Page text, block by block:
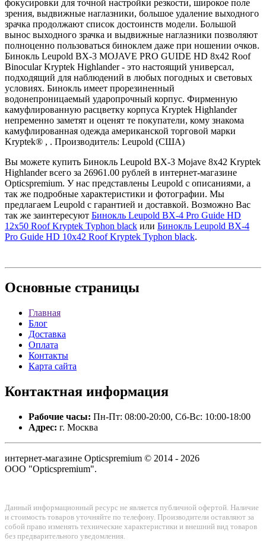
фокусировки для точной настройки резкости, широкое поле
зрения, выдвижные наглазники, большое удаление выходного
зрачка продолжают список достоинств модели. Большой
вынос выходного зрачка и выдвижные наглазники позволяют
полноценно пользоваться биноклем даже при ношении очков.
Бинокль Leupold BX-3 MOJAVE PRO GUIDE HD 8x42 Roof
Binocular Kryptek Highlander - это настоящий универсал,
подходящий для наблюдений в любых погодных и световых
условиях. Бинокль имеет прорезиненный
водонепроницаемый ударопрочный корпус. Фирменную
камуфлированную расцветку корпуса Kryptek Highlander
непременно заметят и оценят те покупатели, кому знакома
камуфлированная одежда американской торговой марки
Kryptek® , . Производитель: Leupold (США)
Вы можете купить Бинокль Leupold BX-3 Mojave 8x42 Kryptek
Highlander всего за 26961.00 рублей в интернет-магазине
Opticspremium. У нас представлены Leupold с описаниями, а
так же подробные характеристики и фотографии. Мы
предлагаем Leupold с гарантией и доставкой. Возможно Вас
так же заинтересуют Бинокль Leupold BX-4 Pro Guide HD
12x50 Roof Kryptek Typhon black или Бинокль Leupold BX-4
Pro Guide HD 10x42 Roof Kryptek Typhon black.
Основные страницы
Главная
Блог
Доставка
Оплата
Контакты
Карта сайта
Контактная информация
Рабочие часы: Пн-Пт: 08:00-20:00, Сб-Вс: 10:00-18:00
Адрес: г. Москва
интернет-магазине Opticspremium © 2014 - 2026
ООО "Opticspremium".
Данный информационный ресурс не является публичной офертой. Наличие
и стоимость товаров уточняйте по телефону. Производители оставляют за
собой право изменять технические характеристики и внешний вид товаров
без предварительного уведомления.